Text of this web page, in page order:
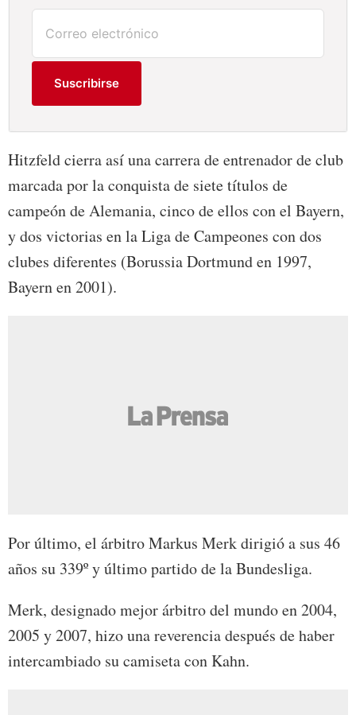
Suscribirse
Hitzfeld cierra así una carrera de entrenador de club
marcada por la conquista de siete títulos de
campeón de Alemania, cinco de ellos con el Bayern,
y dos victorias en la Liga de Campeones con dos
clubes diferentes (Borussia Dortmund en 1997,
Bayern en 2001).
Por último, el árbitro Markus Merk dirigió a sus 46
años su 339º y último partido de la Bundesliga.
Merk, designado mejor árbitro del mundo en 2004,
2005 y 2007, hizo una reverencia después de haber
intercambiado su camiseta con Kahn.